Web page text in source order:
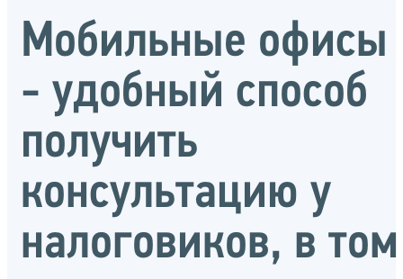
Мобильные офисы
- удобный способ
получить
консультацию у
налоговиков, в том